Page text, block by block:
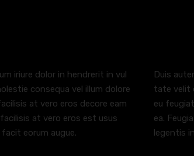
iriure dolor in hendrerit in vul
consequa vel illum dolore
at vero eros decore eam
at vero eros est usus
eorum augue.
Duis
tate velit
eu
ea.
legentis